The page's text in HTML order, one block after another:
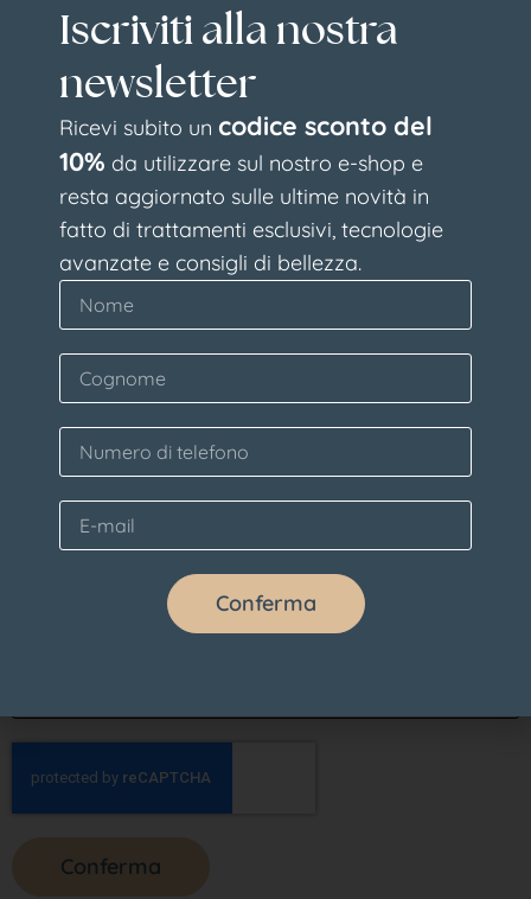
Richiedi la tua consulenza
Siamo a tua completa disposizione per creare un
piano di trattamenti su misura, che risponda
perfettamente ai tuoi desideri. Compila il modulo e
uno dei nostri specialisti ti contatterà per fissare
una consulenza personalizzata.
Conferma
Iscriviti alla nostra
newsletter
Ricevi subito un codice sconto del
10% da utilizzare sul nostro e-shop e
resta aggiornato sulle ultime novità in
fatto di trattamenti esclusivi, tecnologie
avanzate e consigli di bellezza.
Conferma